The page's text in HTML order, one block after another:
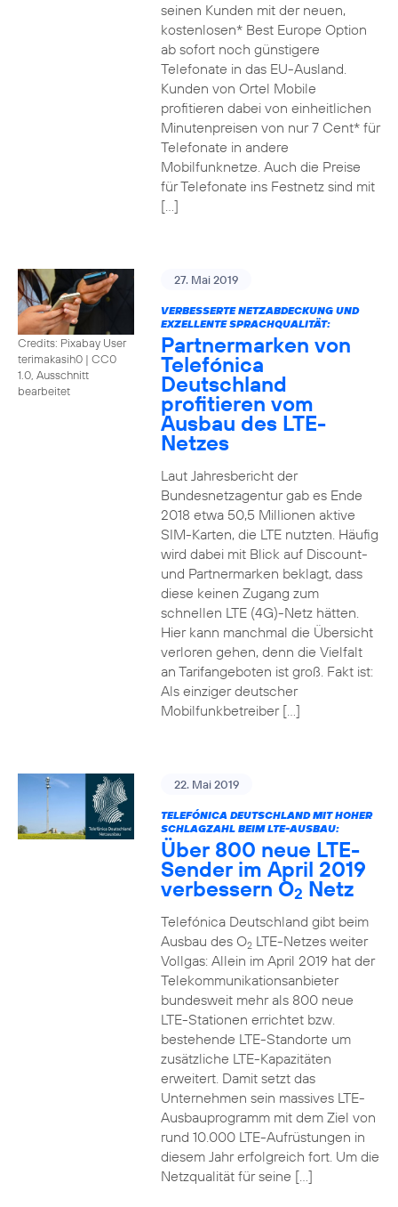
seinen Kunden mit der neuen,
kostenlosen* Best Europe Option
ab sofort noch günstigere
Telefonate in das EU-Ausland.
Kunden von Ortel Mobile
profitieren dabei von einheitlichen
Minutenpreisen von nur 7 Cent* für
Telefonate in andere
Mobilfunknetze. Auch die Preise
für Telefonate ins Festnetz sind mit
[…]
Credits: Pixabay User
terimakasih0 | CC0
1.0, Ausschnitt
bearbeitet
27. Mai 2019
VERBESSERTE NETZABDECKUNG UND
EXZELLENTE SPRACHQUALITÄT:
Partnermarken von
Telefónica
Deutschland
profitieren vom
Ausbau des LTE-
Netzes
Laut Jahresbericht der
Bundesnetzagentur gab es Ende
2018 etwa 50,5 Millionen aktive
SIM-Karten, die LTE nutzten. Häufig
wird dabei mit Blick auf Discount-
und Partnermarken beklagt, dass
diese keinen Zugang zum
schnellen LTE (4G)-Netz hätten.
Hier kann manchmal die Übersicht
verloren gehen, denn die Vielfalt
an Tarifangeboten ist groß. Fakt ist:
Als einziger deutscher
Mobilfunkbetreiber […]
22. Mai 2019
TELEFÓNICA DEUTSCHLAND MIT HOHER
SCHLAGZAHL BEIM LTE-AUSBAU:
Über 800 neue LTE-
Sender im April 2019
verbessern O2 Netz
Telefónica Deutschland gibt beim
Ausbau des O2LTE-Netzes weiter
Vollgas: Allein im April 2019 hat der
Telekommunikationsanbieter
bundesweit mehr als 800 neue
LTE-Stationen errichtet bzw.
bestehende LTE-Standorte um
zusätzliche LTE-Kapazitäten
erweitert. Damit setzt das
Unternehmen sein massives LTE-
Ausbauprogramm mit dem Ziel von
rund 10.000 LTE-Aufrüstungen in
diesem Jahr erfolgreich fort. Um die
Netzqualität für seine […]